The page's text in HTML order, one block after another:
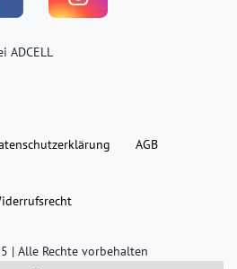
ADCELL
AGB
| Alle Rechte vorbehalten